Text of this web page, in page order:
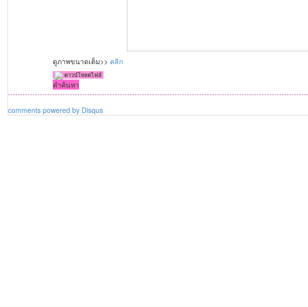
ดูภาพขนาดเต็ม>> คลิก
ดาวน์โหลดไฟล์
คำค้นหา
comments powered by Disqus